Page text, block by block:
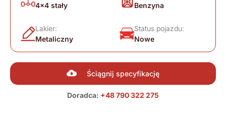
4x4 stały
Benzyna
Lakier:
Metaliczny
Status pojazdu:
Nowe
Ściągnij specyfikację
Doradca: +48 790 322 275